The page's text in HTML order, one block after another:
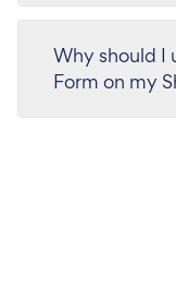
Why should I
Form on my